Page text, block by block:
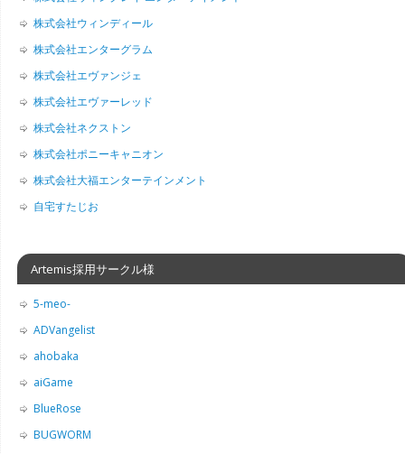
株式会社ウィンディール
株式会社エンターグラム
株式会社エヴァンジェ
株式会社エヴァーレッド
株式会社ネクストン
株式会社ポニーキャニオン
株式会社大福エンターテインメント
自宅すたじお
Artemis採用サークル様
5-meo-
ADVangelist
ahobaka
aiGame
BlueRose
BUGWORM